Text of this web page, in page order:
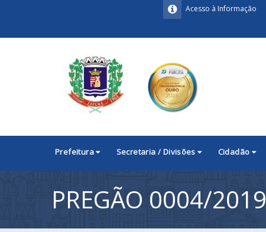
Acesso à Informação
Prefeitura Secretaria / Divisões Cidadão
PREGÃO 0004/2019